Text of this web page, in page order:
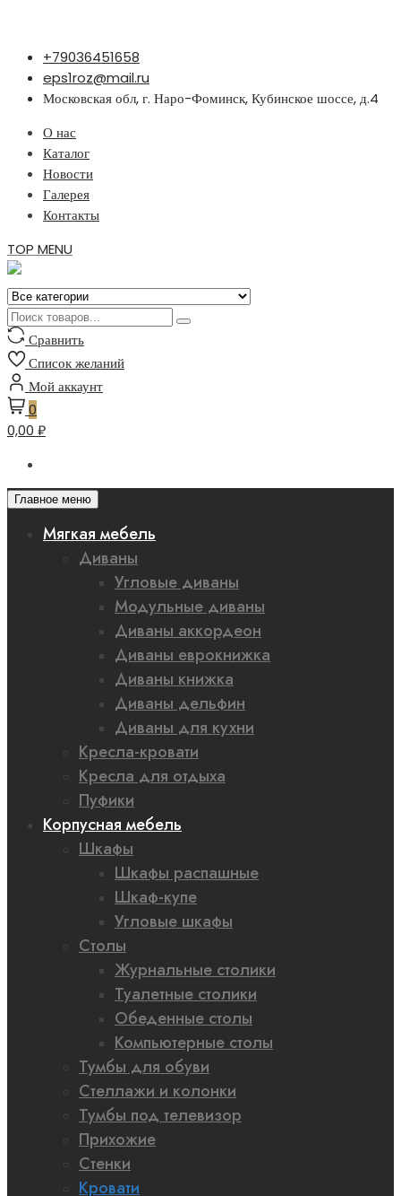
Перейти
содержимому
+79036451658
eps1roz@mail.ru
Московская обл, г. Наро-Фоминск, Кубинское шоссе, д.4
О нас
Каталог
Новости
Галерея
Контакты
TOP MENU
Сравнить
Список желаний
Мой аккаунт
0
0,00 ₽
Главное меню
Мягкая мебель
Диваны
Угловые диваны
Модульные диваны
Диваны аккордеон
Диваны еврокнижка
Диваны книжка
Диваны дельфин
Диваны для кухни
Кресла-кровати
Кресла для отдыха
Пуфики
Корпусная мебель
Шкафы
Шкафы распашные
Шкаф-купе
Угловые шкафы
Столы
Журнальные столики
Туалетные столики
Обеденные столы
Компьютерные столы
Тумбы для обуви
Стеллажи и колонки
Тумбы под телевизор
Прихожие
Стенки
Кровати